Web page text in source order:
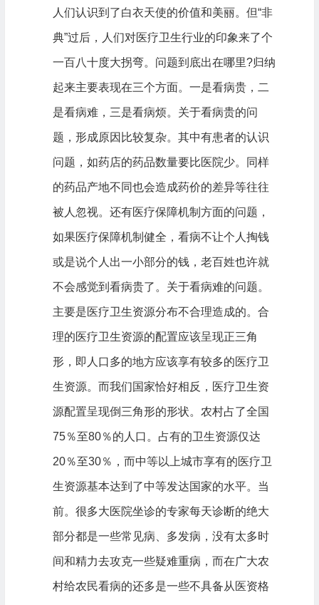
人们认识到了白衣天使的价值和美丽。但“非
典”过后，人们对医疗卫生行业的印象来了个
一百八十度大拐弯。问题到底出在哪里?归纳
起来主要表现在三个方面。一是看病贵，二
是看病难，三是看病烦。关于看病贵的问
题，形成原因比较复杂。其中有患者的认识
问题，如药店的药品数量要比医院少。同样
的药品产地不同也会造成药价的差异等往往
被人忽视。还有医疗保障机制方面的问题，
如果医疗保障机制健全，看病不让个人掏钱
或是说个人出一小部分的钱，老百姓也许就
不会感觉到看病贵了。关于看病难的问题。
主要是医疗卫生资源分布不合理造成的。合
理的医疗卫生资源的配置应该呈现正三角
形，即人口多的地方应该享有较多的医疗卫
生资源。而我们国家恰好相反，医疗卫生资
源配置呈现倒三角形的形状。农村占了全国
75％至80％的人口。占有的卫生资源仅达
20％至30％，而中等以上城市享有的医疗卫
生资源基本达到了中等发达国家的水平。当
前。很多大医院坐诊的专家每天诊断的绝大
部分都是一些常见病、多发病，没有太多时
间和精力去攻克一些疑难重病，而在广大农
村给农民看病的还多是一些不具备从医资格